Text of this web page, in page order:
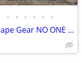
• • • • • •
We Rent the Good Tree and Landscape Gear NO ONE Else Does